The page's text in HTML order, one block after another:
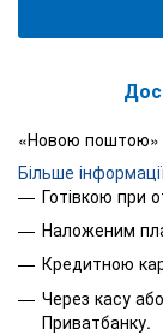
«Новою поштою»
Більше
Готівкою при
Наложеним
Кредитною
Через касу
Приватбанку.